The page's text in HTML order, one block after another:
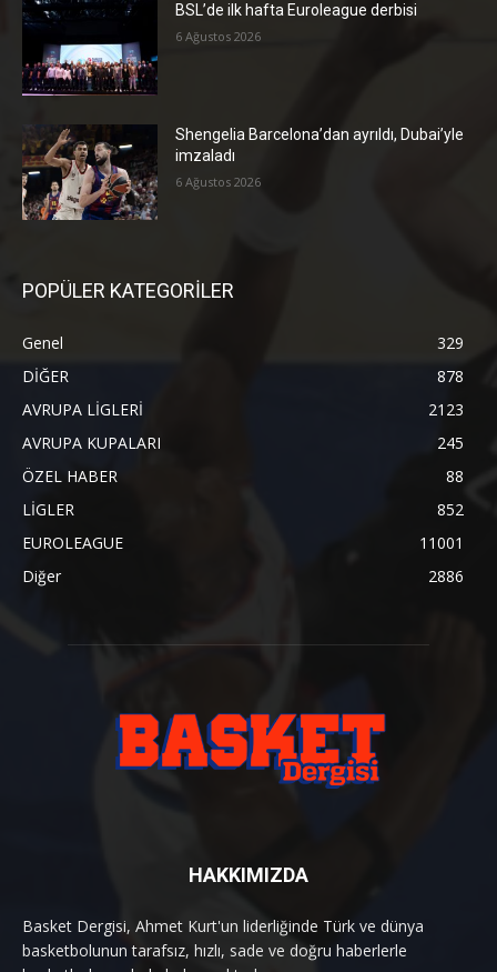
BSL’de ilk hafta Euroleague derbisi
6 Ağustos 2026
Shengelia Barcelona’dan ayrıldı, Dubai’yle
imzaladı
6 Ağustos 2026
POPÜLER KATEGORİLER
Genel
329
DİĞER
878
AVRUPA LİGLERİ
2123
AVRUPA KUPALARI
245
ÖZEL HABER
88
LİGLER
852
EUROLEAGUE
11001
Diğer
2886
HAKKIMIZDA
Basket Dergisi, Ahmet Kurt'un liderliğinde Türk ve dünya
basketbolunun tarafsız, hızlı, sade ve doğru haberlerle